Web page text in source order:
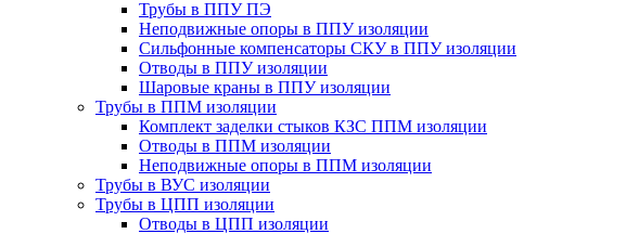
Трубы в ППУ ПЭ
Неподвижные опоры в ППУ изоляции
Сильфонные компенсаторы СКУ в ППУ изоляции
Отводы в ППУ изоляции
Шаровые краны в ППУ изоляции
Трубы в ППМ изоляции
Комплект заделки стыков КЗС ППМ изоляции
Отводы в ППМ изоляции
Неподвижные опоры в ППМ изоляции
Трубы в ВУС изоляции
Трубы в ЦПП изоляции
Отводы в ЦПП изоляции